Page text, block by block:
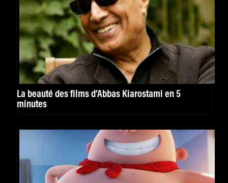
La beauté des films d’Abbas Kiarostami en 5
minutes